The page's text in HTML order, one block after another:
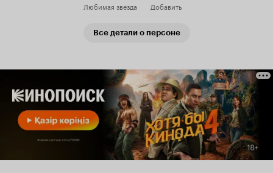
Любимая звезда Добавить
Все детали о персоне